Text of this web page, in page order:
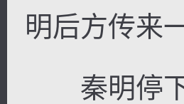
明后方传来
秦明停下